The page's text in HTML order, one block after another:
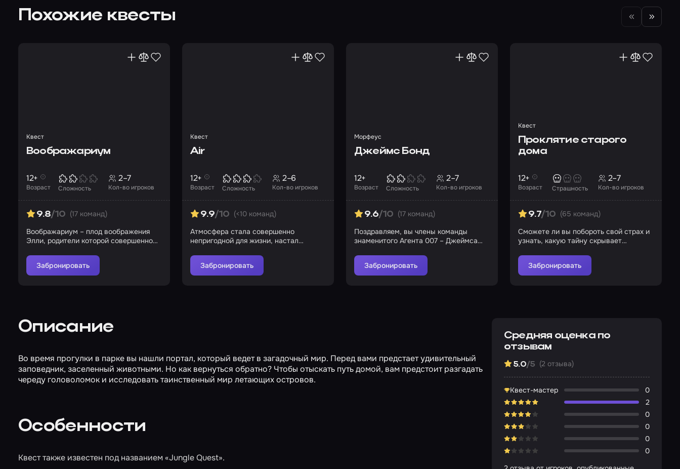
Похожие квесты
Квест
Воображариум
Возраст
12+
Сложность Кол-во игроков
2–7
9.8/10 (17 команд)
Воображариум – плод воображения
Элли, родители которой совершенно
Забронировать
Квест
Air
Возраст
12+
Сложность Кол-во игроков
2–6
9.9/10 (<10 команд)
Атмосфера стала совершенно
непригодной для жизни, настал
Забронировать
Морфеус
Джеймс Бонд
Возраст
12+
Сложность Кол-во игроков
2–7
9.6/10 (17 команд)
Поздравляем, вы члены команды
знаменитого Агента 007 – Джеймса
Забронировать
Квест
Проклятие старого
дома
Возраст
12+
Страшность Кол-во игроков
2–7
9.7/10 (65 команд)
Сможете ли вы побороть свой страх и
узнать, какую тайну скрывает
Забронировать
Описание
Во время прогулки в парке вы нашли портал, который ведет в загадочный мир. Перед вами предстает удивительный
заповедник, заселенный животными. Но как вернуться обратно? Чтобы отыскать путь домой, вам предстоит разгадать
череду головоломок и исследовать таинственный мир летающих островов.
Особенности
Квест также известен под названием «Jungle Quest».
Средняя оценка по
отзывам
5.0/5 (2 отзыва)
Квест-мастер
0
2
0
0
0
0